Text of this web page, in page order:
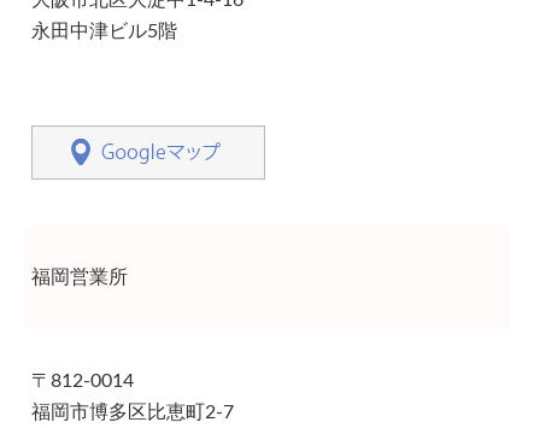
永田中津ビル5階
福岡営業所
〒812-0014
福岡市博多区比恵町2-7